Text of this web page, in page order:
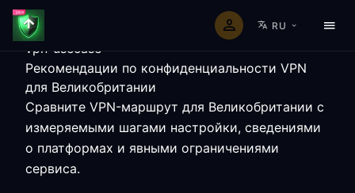
RU
vpn-usecase
Рекомендации по конфиденциальности VPN
для Великобритании
Сравните VPN-маршрут для Великобритании с
измеряемыми шагами настройки, сведениями
о платформах и явными ограничениями
сервиса.